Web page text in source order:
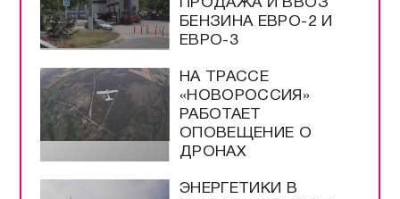
ПРОДАЖА И ВВОЗ
БЕНЗИНА ЕВРО-2 И
ЕВРО-3
НА ТРАССЕ
«НОВОРОССИЯ»
РАБОТАЕТ
ОПОВЕЩЕНИЕ О
ДРОНАХ
ЭНЕРГЕТИКИ В